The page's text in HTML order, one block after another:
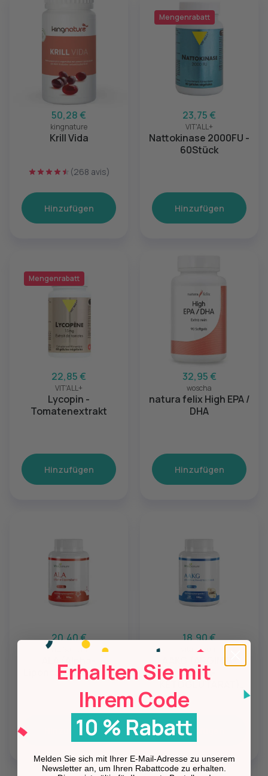
50,28 €
kingnature
Krill Vida
(268 avis)
Hinzufügen
Mengenrabatt
23,75 €
VIT'ALL+
Nattokinase 2000FU -
60Stück
Hinzufügen
Mengenrabatt
22,85 €
VIT'ALL+
Lycopin -
Tomatenextrakt
Hinzufügen
32,95 €
woscha
natura felix High EPA /
DHA
Hinzufügen
20,40 €
VitaSanum
Liponsäure) 590 mg
Hinzufügen
18,90 €
VitaSanum
ALPHA-
KETOGLUTARAT)
2000 mg
Hinzufügen
Erhalten Sie mit
Ihrem Code
10 % Rabatt
Melden Sie sich mit Ihrer E-Mail-Adresse zu unserem
Newsletter an, um Ihren Rabattcode zu erhalten.